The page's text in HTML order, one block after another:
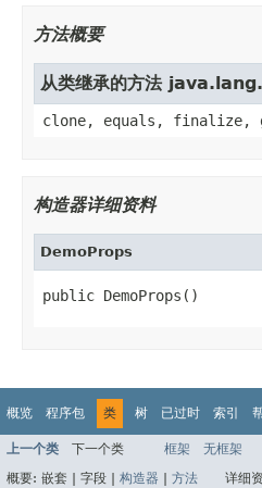
方法概要
从类继承的方法
clone, equals, finalize,
构造器详细资料
DemoProps
public DemoProps()
概览 程序包 类 树 已过时 索引
上一个类 下一个类 框架 无框架
概要: 嵌套 | 字段 | 构造器 方法 详细